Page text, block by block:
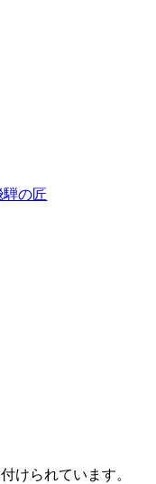
騨の匠
けられています。